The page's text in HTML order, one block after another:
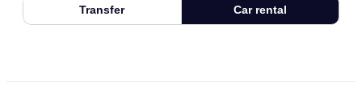
Transfer Car rental